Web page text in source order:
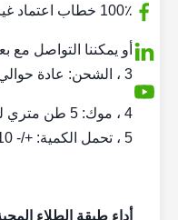
100٪ خطاب اعتماد غير قابل للإلغاء في الأفق
أو يمكننا التواصل
3 ، الشحن: عادة حوالي 30-35days
4 ، موك: 5 طن متري لكل سمك.(عادة يتم تشكيلها وفقًا لمواصفات الخرسانة.)
5 ، تحمل الكمية: +/- 10٪ من الكمية الإجمالية كما أكد PI.
أداء طبقة الطلاء